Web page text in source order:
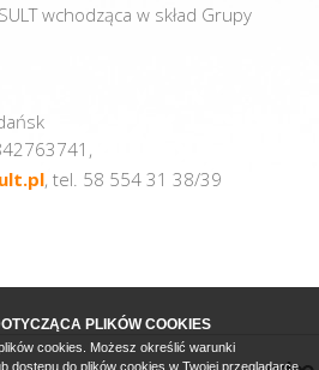
wchodząca w skład Grupy
, tel. 58 554 31 38/39
PLIKÓW COOKIES
cookies. Możesz określić warunki
dostępu do plików cookies w Twojej przeglądarce.